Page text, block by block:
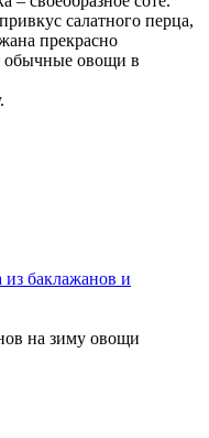
салатного перца,
прекрасно
обычные овощи в
из баклажанов и
на зиму овощи